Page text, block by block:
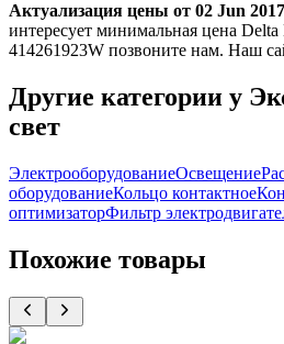
Актуализация цены от 02 Jun
интересует минимальная цена
414261923W позвоните нам. Наш
Другие категории у
свет
ЭлектрооборудованиеОсвещение
оборудованиеКольцо контактное
оптимизаторФильтр
Похожие товары